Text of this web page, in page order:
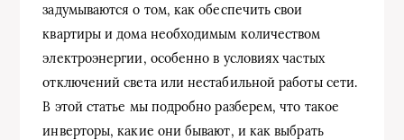
задумываются о том, как обеспечить свои
квартиры и дома необходимым количеством
электроэнергии, особенно в условиях частых
отключений света или нестабильной работы сети.
В этой статье мы подробно разберем, что такое
инверторы, какие они бывают, и как выбрать